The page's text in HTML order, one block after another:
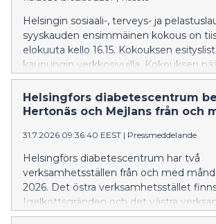
Helsingin sosiaali-, terveys- ja
syyskauden ensimmäinen kokous on
elokuuta kello 16.15. Kokouksen
kaupungin verkkosivuilla. Kokouksen
julkaistaan sosiaali-, terveys- ja
verkkosivuilla kokouksen jälkeen
syyskauden kokousajat
Helsingfors diabetescentrum
Hertonäs och Mejlans från och
31.7.2026 09:36:40 EEST | Pressmeddelande
Helsingfors diabetescentrum har två
verksamhetsställen från och med
2026. Det östra verksamhetsstället
Igelkottsgränden och det västra
Paciusgatan i Mejlans. Verksamheten i